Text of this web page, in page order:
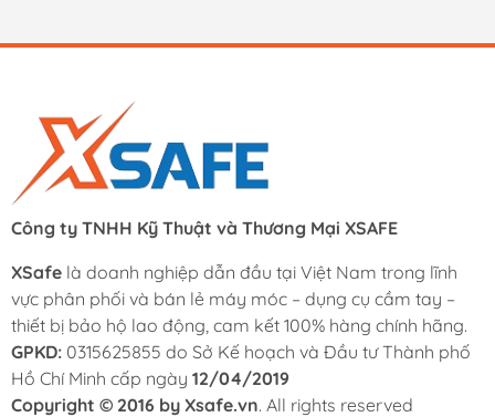
Công ty TNHH Kỹ Thuật và Thương Mại XSAFE
XSafe là doanh nghiệp dẫn đầu tại Việt Nam trong lĩnh
vực phân phối và bán lẻ máy móc – dụng cụ cầm tay –
thiết bị bảo hộ lao động, cam kết 100% hàng chính hãng.
GPKD: 0315625855 do Sở Kế hoạch và Đầu tư Thành phố
Hồ Chí Minh cấp ngày 12/04/2019
Copyright © 2016 by Xsafe.vn. All rights reserved